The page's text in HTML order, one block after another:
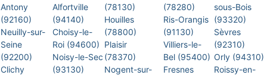
Antony
(92160)
Neuilly-sur-
Seine
(92200)
Clichy
Alfortville
(94140)
Choisy-le-
Roi (94600)
Noisy-le-Sec
(93130)
(78130)
Houilles
(78800)
Plaisir
(78370)
Nogent-sur-
(78280)
Ris-Orangis
(91130)
Villiers-le-
Bel (95400)
Fresnes
sous-Bois
(93320)
Sèvres
(92310)
Orly (94310)
Roissy-en-